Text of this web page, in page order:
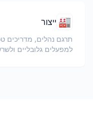
🏭 ייצור
למפעלים גלובליים